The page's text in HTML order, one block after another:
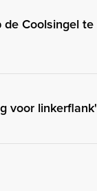
Coolsingel te
voor linkerflank'